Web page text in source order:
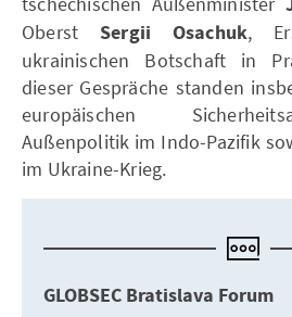
Oberst Sergii Osachuk,
ukrainischen Botschaft in
dieser Gespräche standen
europäischen
Außenpolitik im Indo-Pazifik
im Ukraine-Krieg.
GLOBSEC Bratislava Forum